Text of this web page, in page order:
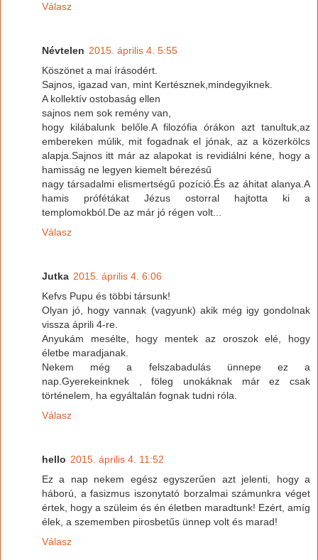
Válasz
Névtelen 2015. április 4. 5:55
Köszönet a mai írásodért.
Sajnos, igazad van, mint Kertésznek,mindegyiknek.
A kollektív ostobaság ellen
sajnos nem sok remény van,
hogy kilábalunk belőle.A filozófia órákon azt tanultuk,az
embereken múlik, mit fogadnak el jónak, az a közerkölcs
alapja.Sajnos itt már az alapokat is revidiálni kéne, hogy a
hamisság ne legyen kiemelt bérezésű
nagy társadalmi elismertségű pozíció.És az áhitat alanya.A
hamis prófétákat Jézus ostorral hajtotta ki a
templomokból.De az már jó régen volt...
Válasz
Jutka 2015. április 4. 6:06
Kefvs Pupu és többi társunk!
Olyan jó, hogy vannak (vagyunk) akik még igy gondolnak
vissza áprili 4-re.
Anyukám mesélte, hogy mentek az oroszok elé, hogy
életbe maradjanak.
Nekem még a felszabadulás ünnepe ez a
nap.Gyerekeinknek , föleg unokáknak már ez csak
történelem, ha egyáltalán fognak tudni róla.
Válasz
hello 2015. április 4. 11:52
Ez a nap nekem egész egyszerűen azt jelenti, hogy a
háború, a fasizmus iszonytató borzalmai számunkra véget
értek, hogy a szüleim és én életben maradtunk! Ezért, amíg
élek, a szememben pirosbetűs ünnep volt és marad!
Válasz